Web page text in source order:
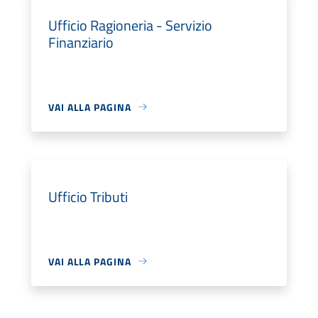
Ufficio Ragioneria - Servizio
Finanziario
VAI ALLA PAGINA
Ufficio Tributi
VAI ALLA PAGINA